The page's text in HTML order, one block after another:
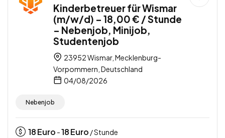
Kinderbetreuer für Wismar
(m/w/d) – 18,00 € / Stunde
– Nebenjob, Minijob,
Studentenjob
23952 Wismar, Mecklenburg-
Vorpommern, Deutschland
04/08/2026
Nebenjob
18Euro -18Euro / Stunde